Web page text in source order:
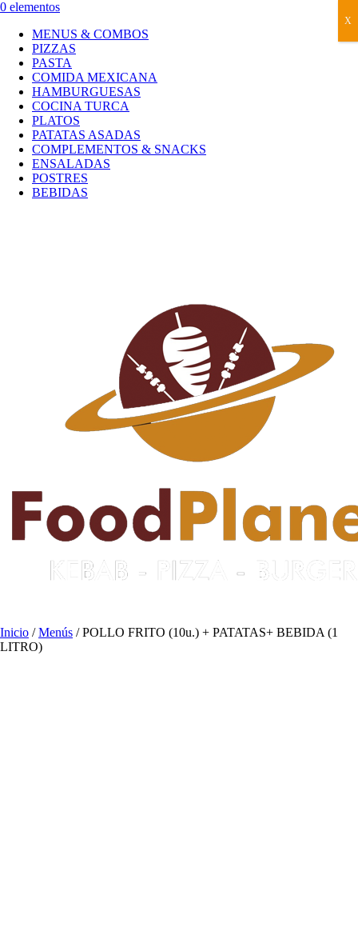
0 elementos
MENUS & COMBOS
PIZZAS
PASTA
COMIDA MEXICANA
HAMBURGUESAS
COCINA TURCA
PLATOS
PATATAS ASADAS
COMPLEMENTOS & SNACKS
ENSALADAS
POSTRES
BEBIDAS
Inicio /Menús / POLLO FRITO (10u.) + PATATAS+ BEBIDA (1
LITRO)
X